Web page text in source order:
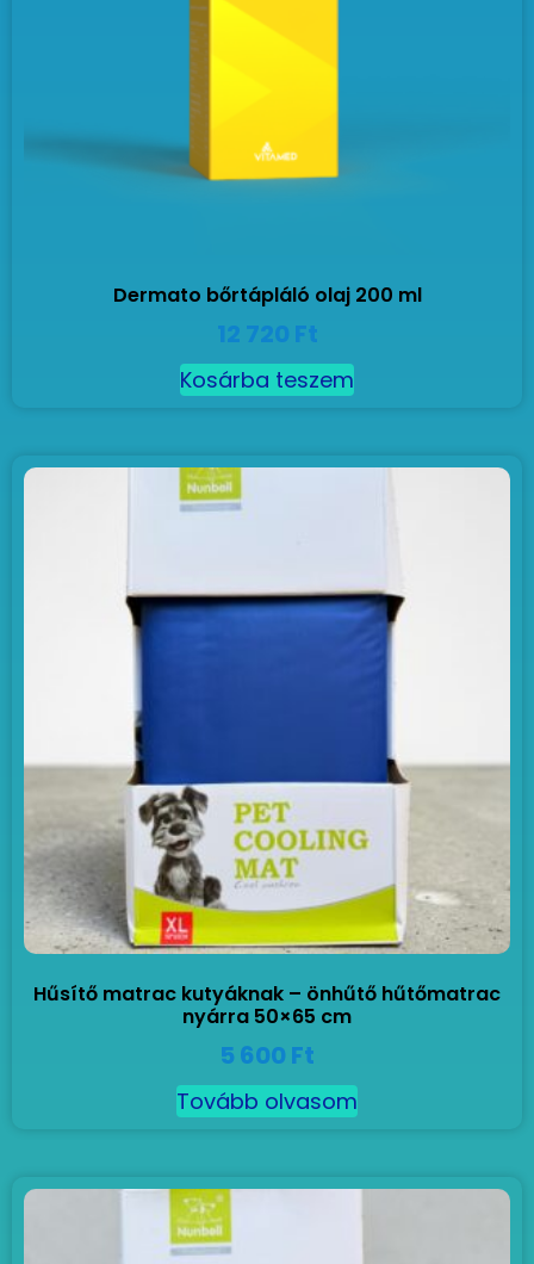
Dermato bőrtápláló olaj 200 ml
12 720 Ft
Kosárba teszem
Hűsítő matrac kutyáknak – önhűtő hűtőmatrac
nyárra 50×65 cm
5 600 Ft
Tovább olvasom